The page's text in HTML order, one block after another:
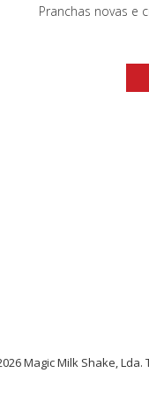
Pranchas novas e
Magic Milk Shake,